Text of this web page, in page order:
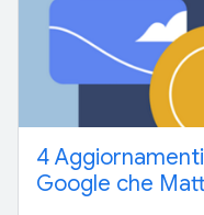
4
Google che